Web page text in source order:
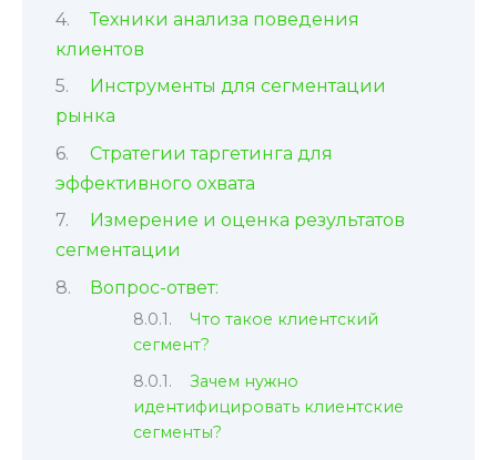
Техники анализа поведения
клиентов
Инструменты для сегментации
рынка
Стратегии таргетинга для
эффективного охвата
Измерение и оценка результатов
сегментации
Вопрос-ответ:
Что такое клиентский
сегмент?
Зачем нужно
идентифицировать клиентские
сегменты?